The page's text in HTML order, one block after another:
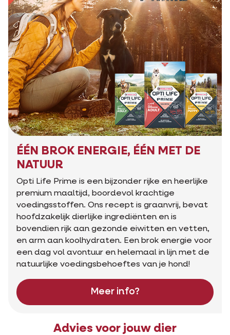
ÉÉN BROK ENERGIE, ÉÉN MET DE
NATUUR
Opti Life Prime is een bijzonder rijke en heerlijke
premium maaltijd, boordevol krachtige
voedingsstoffen. Ons recept is graanvrij, bevat
hoofdzakelijk dierlijke ingrediënten en is
bovendien rijk aan gezonde eiwitten en vetten,
en arm aan koolhydraten. Een brok energie voor
een dag vol avontuur en helemaal in lijn met de
natuurlijke voedingsbehoeftes van je hond!
Meer info?
Advies voor jouw dier